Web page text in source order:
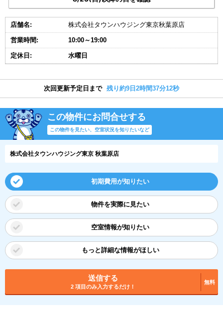
店舗名: 株式会社タウンハウジング東京秋葉原店
営業時間: 10:00～19:00
定休日: 水曜日
次回更新予定日まで 残り約9日2時間37分12秒
この物件にお問合せする
この物件を見たい、空室状況を知りたいなど
株式会社タウンハウジング東京 秋葉原店
初期費用が知りたい
物件を実際に見たい
空室情報が知りたい
もっと詳細な情報がほしい
送信する
2 項目のみ入力するだけ！
無料